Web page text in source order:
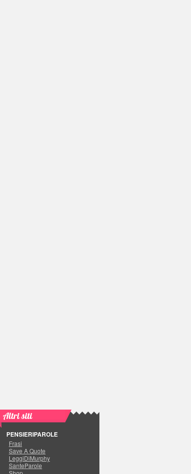
Altri siti
PENSIERIPAROLE
Frasi
Save A Quote
LeggiDiMurphy
SanteParole